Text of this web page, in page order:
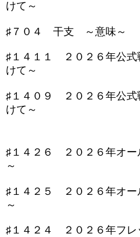
けて～
♯７０４ 干支 ～意味～
♯１４１１ ２０２６年公
けて～
♯１４０９ ２０２６年公
けて～
♯１４２６ ２０２６年オ
～
♯１４２５ ２０２６年オ
～
♯１４２４ ２０２６年フ